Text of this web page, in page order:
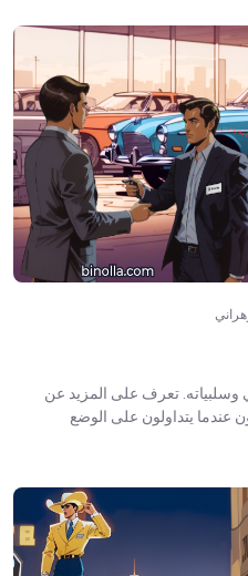
وسلبياته. تعرف على المزيد عن
عندما يتداولون على الوضع